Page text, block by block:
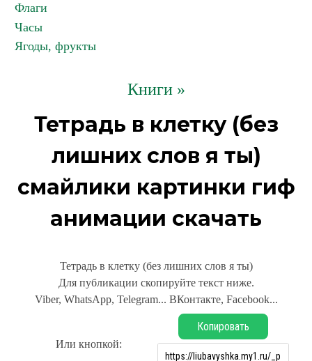
Флаги
Часы
Ягоды, фрукты
Книги »
Тетрадь в клетку (без
лишних слов я ты)
смайлики картинки гиф
анимации скачать
Тетрадь в клетку (без лишних слов я ты)
Для публикации скопируйте текст ниже.
Viber, WhatsApp, Telegram... ВКонтакте, Facebook...
Или кнопкой:
Копировать